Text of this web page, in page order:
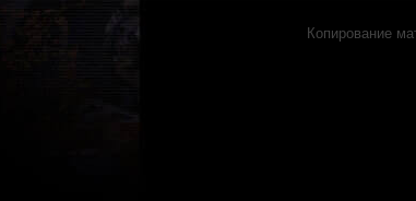
Копирование